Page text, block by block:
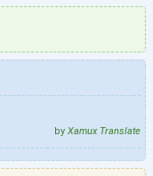
by Xamux Translate